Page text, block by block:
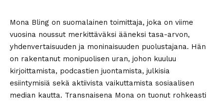
Mona Bling on suomalainen toimittaja, joka on viime
vuosina noussut merkittäväksi ääneksi tasa-arvon,
yhdenvertaisuuden ja moninaisuuden puolustajana. Hän
on rakentanut monipuolisen uran, johon kuuluu
kirjoittamista, podcastien juontamista, julkisia
esiintymisiä sekä aktiivista vaikuttamista sosiaalisen
median kautta. Transnaisena Mona on tuonut rohkeasti